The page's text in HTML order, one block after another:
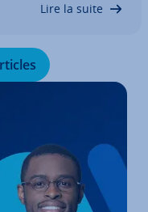
Lire la suite